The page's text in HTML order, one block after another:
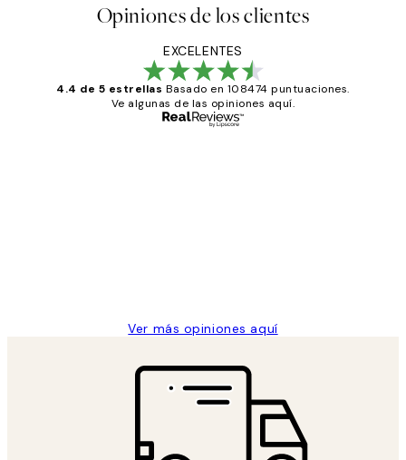
Opiniones de los clientes
EXCELENTES
4.4 de 5 estrellas Basado en 108474 puntuaciones.
Ve algunas de las opiniones aquí.
Ver más opiniones aquí